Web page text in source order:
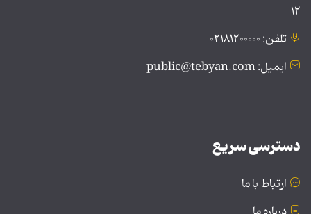
۱۲
تلفن: ۰۲۱۸۱۲۰۰۰۰۰
ایمیل: public@tebyan.com
دسترسی سریع
ارتباط با ما